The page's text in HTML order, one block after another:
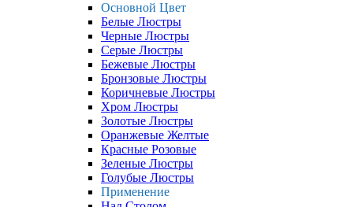
Основной Цвет
Белые Люстры
Черные Люстры
Серые Люстры
Бежевые Люстры
Бронзовые Люстры
Коричневые Люстры
Хром Люстры
Золотые Люстры
Оранжевые Желтые
Красные Розовые
Зеленые Люстры
Голубые Люстры
Применение